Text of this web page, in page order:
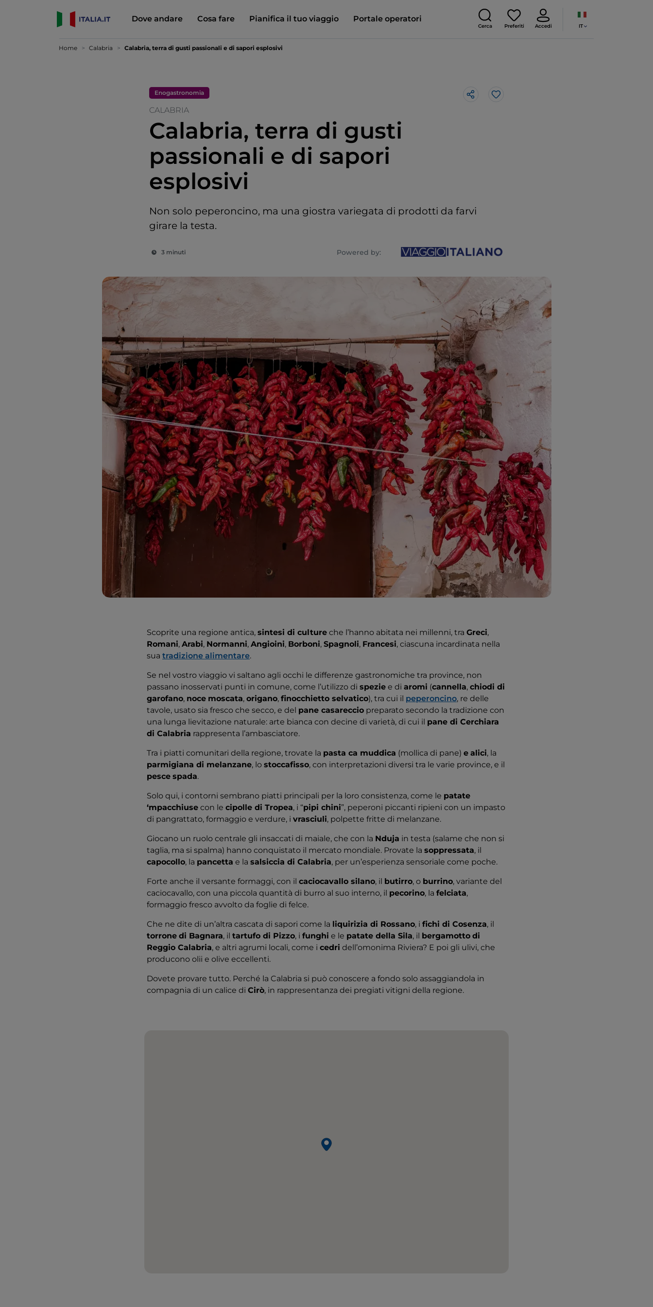
Dove andare Cosa fare Pianifica il tuo viaggio Portale operatori
Cerca Preferiti Accedi IT
Home Calabria Calabria, terra di gusti passionali e di sapori esplosivi
Enogastronomia
CALABRIA
Calabria, terra di gusti
passionali e di sapori
esplosivi
Non solo peperoncino, ma una giostra variegata di prodotti da farvi
girare la testa.
3 minuti Powered by:
Like
Scoprite una regione antica, sintesi di culture che l’hanno abitata nei millenni, tra Greci,
Romani, Arabi, Normanni, Angioini, Borboni, Spagnoli, Francesi, ciascuna incardinata nella
sua tradizione alimentare.
Se nel vostro viaggio vi saltano agli occhi le differenze gastronomiche tra province, non
passano inosservati punti in comune, come l’utilizzo di spezie e di aromi (cannella, chiodi di
garofano, noce moscata, origano, finocchietto selvatico), tra cui il peperoncino, re delle
tavole, usato sia fresco che secco, e del pane casareccio preparato secondo la tradizione con
una lunga lievitazione naturale: arte bianca con decine di varietà, di cui il pane di Cerchiara
di Calabria rappresenta l’ambasciatore.
Tra i piatti comunitari della regione, trovate la pasta ca muddica (mollica di pane) e alici, la
parmigiana di melanzane, lo stoccafisso, con interpretazioni diversi tra le varie province, e il
pesce spada.
Solo qui, i contorni sembrano piatti principali per la loro consistenza, come le patate
‘mpacchiuse con le cipolle di Tropea, i “pipi chini”, peperoni piccanti ripieni con un impasto
di pangrattato, formaggio e verdure, i vrasciuli, polpette fritte di melanzane.
Giocano un ruolo centrale gli insaccati di maiale, che con la Nduja in testa (salame che non si
taglia, ma si spalma) hanno conquistato il mercato mondiale. Provate la soppressata, il
capocollo, la pancetta e la salsiccia di Calabria, per un’esperienza sensoriale come poche.
Forte anche il versante formaggi, con il caciocavallo silano, il butirro, o burrino, variante del
caciocavallo, con una piccola quantità di burro al suo interno, il pecorino, la felciata,
formaggio fresco avvolto da foglie di felce.
Che ne dite di un’altra cascata di sapori come la liquirizia di Rossano, i fichi di Cosenza, il
torrone di Bagnara, il tartufo di Pizzo, i funghi e le patate della Sila, il bergamotto di
Reggio Calabria, e altri agrumi locali, come i cedri dell’omonima Riviera? E poi gli ulivi, che
producono olii e olive eccellenti.
Dovete provare tutto. Perché la Calabria si può conoscere a fondo solo assaggiandola in
compagnia di un calice di Cirò, in rappresentanza dei pregiati vitigni della regione.